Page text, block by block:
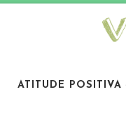
ATITUDE POSITIVA